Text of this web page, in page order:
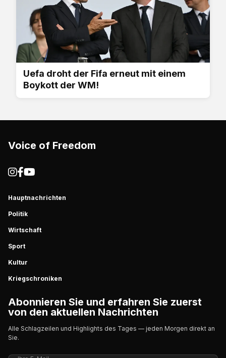
Uefa droht der Fifa erneut mit einem
Boykott der WM!
Voice of Freedom
Hauptnachrichten
Politik
Wirtschaft
Sport
Kultur
Kriegschroniken
Abonnieren Sie und erfahren Sie zuerst
von den aktuellen Nachrichten
Alle Schlagzeilen und Highlights des Tages — jeden Morgen direkt an
Sie.